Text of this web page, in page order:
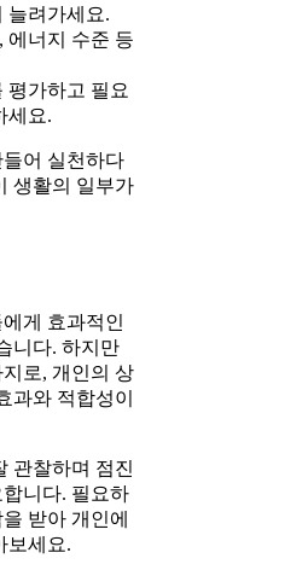
늘려가세요.
에너지 수준 등
평가하고 필요
세요.
어 실천하다
생활의 일부가
게 효과적인
니다. 하지만
로, 개인의 상
과와 적합성이
관찰하며 점진
니다. 필요하
받아 개인에
보세요.